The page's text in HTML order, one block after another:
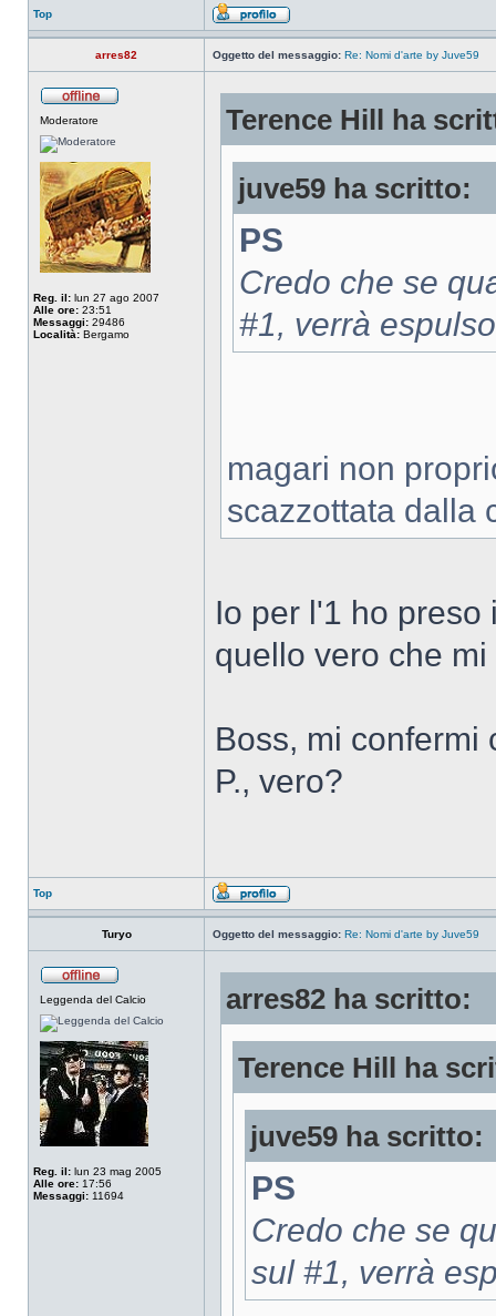
Top
arres82 Oggetto del messaggio: Re: Nomi d'arte by Juve59
Moderatore
Reg. il: lun 27 ago 2007
Alle ore: 23:51
Messaggi: 29486
Località: Bergamo
Terence Hill ha
juve59 ha scritto:
PS
Credo che se
#1, verrà
magari non
scazzottata dalla
Io per l'1 ho preso
quello vero che
Boss, mi confermi
P., vero?
Top
Turyo Oggetto del messaggio: Re: Nomi d'arte by Juve59
Leggenda del Calcio
Reg. il: lun 23 mag 2005
Alle ore: 17:56
Messaggi: 11694
arres82 ha scritto:
Terence Hill ha
juve59 ha scritto:
PS
Credo che se
sul #1, verrà